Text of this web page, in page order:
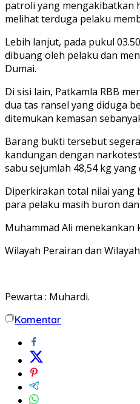
patroli yang mengakibatkan
melihat terduga pelaku
Lebih lanjut, pada pukul
dibuang oleh pelaku dan
Dumai.
Di sisi lain, Patkamla RBB
dua tas ransel yang diduga
ditemukan kemasan
Barang bukti tersebut
kandungan dengan
sabu sejumlah 48,54 kg
Diperkirakan total nilai yang
para pelaku masih buron
Muhammad Ali
Wilayah Perairan dan
Pewarta : Muhardi.
Komentar